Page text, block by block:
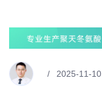
2025-11-10